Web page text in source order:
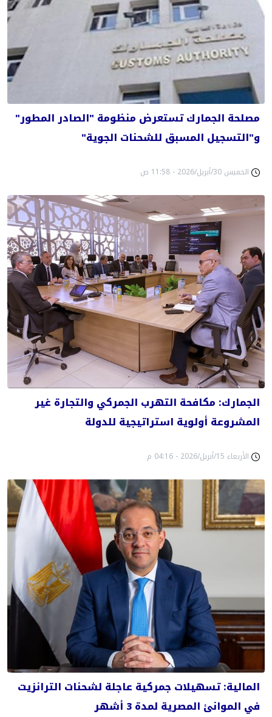
مصلحة الجمارك تستعرض منظومة "الصادر المطور"
و"التسجيل المسبق للشحنات الجوية"
الخميس 30/أبريل/2026 - 11:58 ص
الجمارك: مكافحة التهرب الجمركي والتجارة غير
المشروعة أولوية استراتيجية للدولة
الأربعاء 15/أبريل/2026 - 04:16 م
المالية: تسهيلات جمركية عاجلة لشحنات الترانزيت
في الموانئ المصرية لمدة 3 أشهر